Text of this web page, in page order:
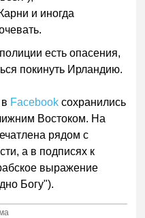
и иногда
есть опасения,
покинуть Ирландию.
Facebook сохранились
Востоком. На
рядом с
а в подписях к
выражение
Богу").